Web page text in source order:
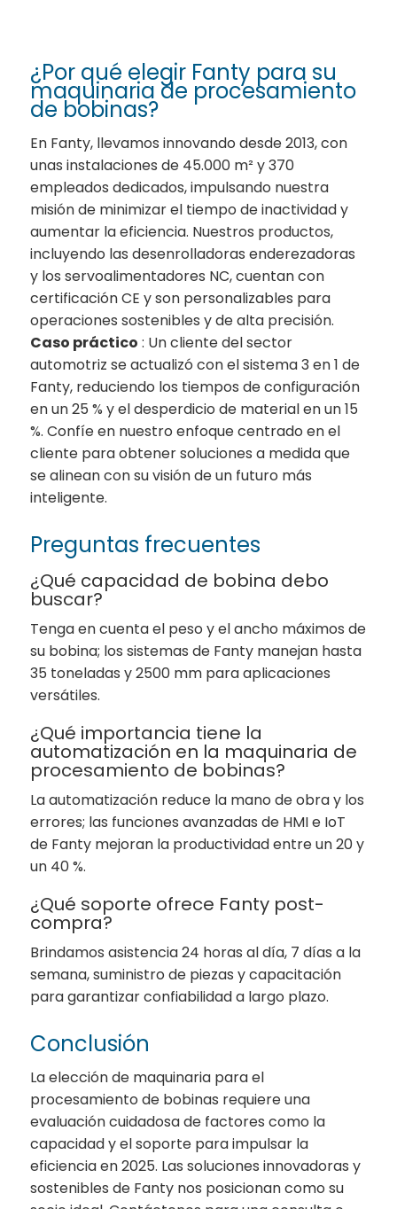
¿Por qué elegir Fanty para su
maquinaria de procesamiento
de bobinas?
En Fanty, llevamos innovando desde 2013, con
unas instalaciones de 45.000 m² y 370
empleados dedicados, impulsando nuestra
misión de minimizar el tiempo de inactividad y
aumentar la eficiencia. Nuestros productos,
incluyendo las desenrolladoras enderezadoras
y los servoalimentadores NC, cuentan con
certificación CE y son personalizables para
operaciones sostenibles y de alta precisión.
Caso práctico : Un cliente del sector
automotriz se actualizó con el sistema 3 en 1 de
Fanty, reduciendo los tiempos de configuración
en un 25 % y el desperdicio de material en un 15
%. Confíe en nuestro enfoque centrado en el
cliente para obtener soluciones a medida que
se alinean con su visión de un futuro más
inteligente.
Preguntas frecuentes
¿Qué capacidad de bobina debo
buscar?
Tenga en cuenta el peso y el ancho máximos de
su bobina; los sistemas de Fanty manejan hasta
35 toneladas y 2500 mm para aplicaciones
versátiles.
¿Qué importancia tiene la
automatización en la maquinaria de
procesamiento de bobinas?
La automatización reduce la mano de obra y los
errores; las funciones avanzadas de HMI e IoT
de Fanty mejoran la productividad entre un 20 y
un 40 %.
¿Qué soporte ofrece Fanty post-
compra?
Brindamos asistencia 24 horas al día, 7 días a la
semana, suministro de piezas y capacitación
para garantizar confiabilidad a largo plazo.
Conclusión
La elección de maquinaria para el
procesamiento de bobinas requiere una
evaluación cuidadosa de factores como la
capacidad y el soporte para impulsar la
eficiencia en 2025. Las soluciones innovadoras y
sostenibles de Fanty nos posicionan como su